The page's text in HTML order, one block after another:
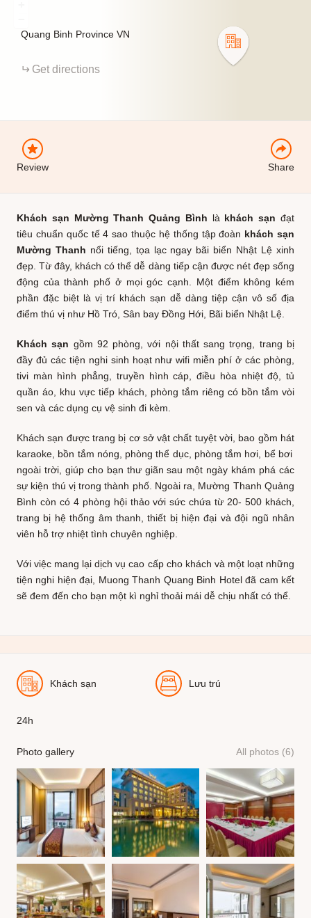
Quang Binh Province VN
Get directions
Review Share
EMAIL
Khách sạn Mường Thanh Quảng Bình là khách sạn đạt
tiêu chuẩn quốc tế 4 sao thuộc hệ thống tập đoàn khách sạn
Mường Thanh nổi tiếng, tọa lạc ngay bãi biển Nhật Lệ xinh
đẹp. Từ đây, khách có thể dễ dàng tiếp cận được nét đẹp sống
động của thành phố ở mọi góc cạnh. Một điểm không kém
phần đặc biệt là vị trí khách sạn dễ dàng tiệp cận vô số địa
điểm thú vị như Hồ Tró, Sân bay Đồng Hới, Bãi biển Nhật Lệ.
Khách sạn gồm 92 phòng, với nội thất sang trọng, trang bị
đầy đủ các tiện nghi sinh hoạt như wifi miễn phí ở các phòng,
tivi màn hình phẳng, truyền hình cáp, điều hòa nhiệt độ, tủ
quần áo, khu vực tiếp khách, phòng tắm riêng có bồn tắm vòi
sen và các dụng cụ vệ sinh đi kèm.
Khách sạn được trang bị cơ sở vật chất tuyệt vời, bao gồm hát
karaoke, bồn tắm nóng, phòng thể dục, phòng tắm hơi, bể bơi
ngoài trời, giúp cho bạn thư giãn sau một ngày khám phá các
sự kiện thú vị trong thành phố. Ngoài ra, Mường Thanh Quảng
Bình còn có 4 phòng hội thảo với sức chứa từ 20- 500 khách,
trang bị hệ thống âm thanh, thiết bị hiện đại và đội ngũ nhân
viên hỗ trợ nhiệt tình chuyên nghiệp.
Với việc mang lại dịch vụ cao cấp cho khách và một loạt những
tiện nghi hiện đại, Muong Thanh Quang Binh Hotel đã cam kết
sẽ đem đến cho bạn một kì nghỉ thoải mái dễ chịu nhất có thể.
Khách sạn Lưu trú
24h
Photo gallery All photos (6)